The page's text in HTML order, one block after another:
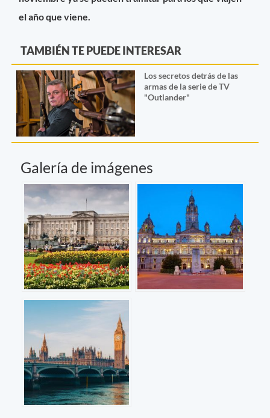
el año que viene.
TAMBIÉN TE PUEDE INTERESAR
Los secretos detrás de las
armas de la serie de TV
"Outlander"
Galería de imágenes